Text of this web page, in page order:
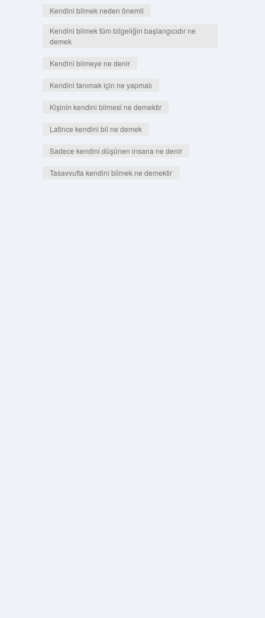
Kendini bilmek neden önemli
Kendini bilmek tüm bilgeliğin başlangıcıdır ne
demek
Kendini bilmeye ne denir
Kendini tanımak için ne yapmalı
Kişinin kendini bilmesi ne demektir
Latince kendini bil ne demek
Sadece kendini düşünen insana ne denir
Tasavvufta kendini bilmek ne demektir